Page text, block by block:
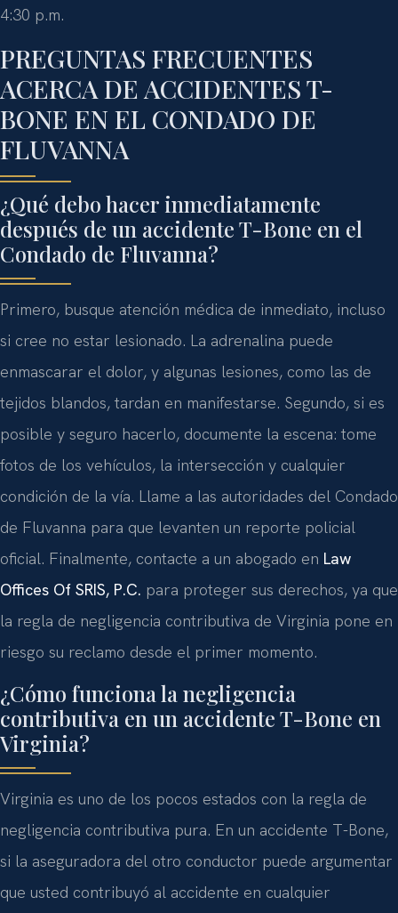
4:30 p.m.
PREGUNTAS FRECUENTES
ACERCA DE ACCIDENTES T-
BONE EN EL CONDADO DE
FLUVANNA
¿Qué debo hacer inmediatamente
después de un accidente T-Bone en el
Condado de Fluvanna?
Primero, busque atención médica de inmediato, incluso
si cree no estar lesionado. La adrenalina puede
enmascarar el dolor, y algunas lesiones, como las de
tejidos blandos, tardan en manifestarse. Segundo, si es
posible y seguro hacerlo, documente la escena: tome
fotos de los vehículos, la intersección y cualquier
condición de la vía. Llame a las autoridades del Condado
de Fluvanna para que levanten un reporte policial
oficial. Finalmente, contacte a un abogado en Law
Offices Of SRIS, P.C. para proteger sus derechos, ya que
la regla de negligencia contributiva de Virginia pone en
riesgo su reclamo desde el primer momento.
¿Cómo funciona la negligencia
contributiva en un accidente T-Bone en
Virginia?
Virginia es uno de los pocos estados con la regla de
negligencia contributiva pura. En un accidente T-Bone,
si la aseguradora del otro conductor puede argumentar
que usted contribuyó al accidente en cualquier